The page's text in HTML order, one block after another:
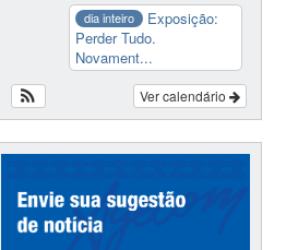
dia inteiro
Exposição:
Perder Tudo.
Novament...
Ver calendário